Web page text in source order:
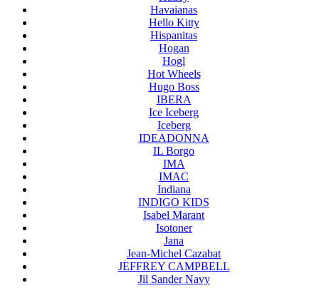
Havaianas
Hello Kitty
Hispanitas
Hogan
Hogl
Hot Wheels
Hugo Boss
IBERA
Ice Iceberg
Iceberg
IDEADONNA
IL Borgo
IMA
IMAC
Indiana
INDIGO KIDS
Isabel Marant
Isotoner
Jana
Jean-Michel Cazabat
JEFFREY CAMPBELL
Jil Sander Navy